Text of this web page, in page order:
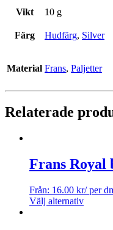
Vikt 10 g
Färg Hudfärg, Silver
Material Frans, Paljetter
Relaterade
Frans Royal
Från: 16.00 kr/ per
Välj alternativ